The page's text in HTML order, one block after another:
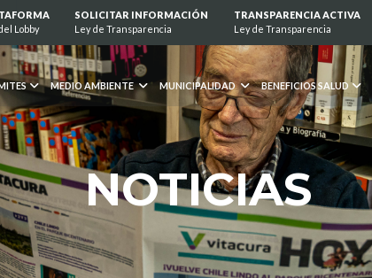
Lobby
SOLICITAR INFORMACIÓN
Ley de Transparencia
TRANSPARENCIA ACTIVA
Ley de Transparencia
MEDIO AMBIENTE MUNICIPALIDAD BENEFICIOS SALUD
NOTICIAS